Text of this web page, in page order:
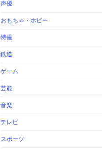
声優
おもちゃ・ホビー
特撮
鉄道
ゲーム
芸能
音楽
テレビ
スポーツ